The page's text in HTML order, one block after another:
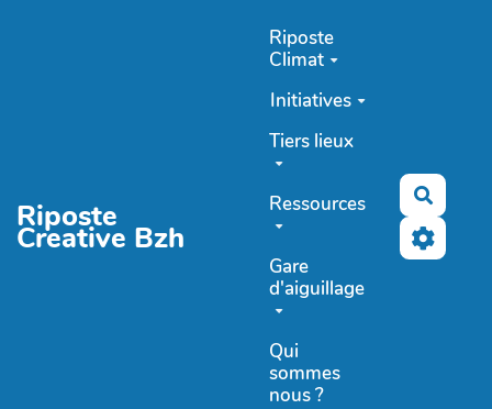
Riposte
Creative Bzh
Riposte
Climat
Initiatives
Tiers lieux
Ressources
Gare
d'aiguillage
Qui
sommes
nous ?